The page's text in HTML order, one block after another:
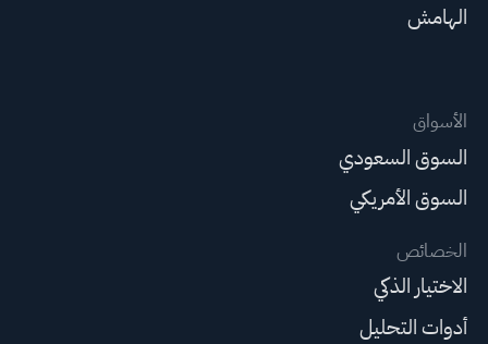
الهامش
الأسواق
السوق السعودي
السوق الأمريكي
الخصائص
الاختيار الذكي
أدوات التحليل